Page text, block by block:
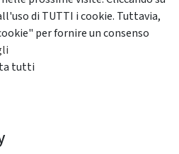
di TUTTI i cookie. Tuttavia,
per fornire un consenso
tutti